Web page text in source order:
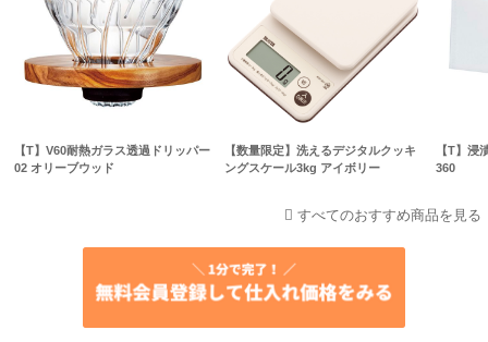
【T】V60耐熱ガラス透過ドリッパー
02 オリーブウッド
【数量限定】洗えるデジタルクッキ
ングスケール3kg アイボリー
【T】浸
360
すべてのおすすめ商品を見る